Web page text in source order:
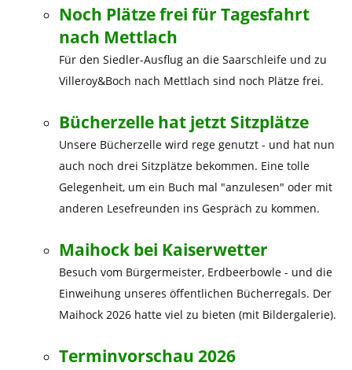
Noch Plätze frei für Tagesfahrt
nach Mettlach
Für den Siedler-Ausflug an die Saarschleife und zu
Villeroy&Boch nach Mettlach sind noch Plätze frei.
Bücherzelle hat jetzt Sitzplätze
Unsere Bücherzelle wird rege genutzt - und hat nun
auch noch drei Sitzplätze bekommen. Eine tolle
Gelegenheit, um ein Buch mal "anzulesen" oder mit
anderen Lesefreunden ins Gespräch zu kommen.
Maihock bei Kaiserwetter
Besuch vom Bürgermeister, Erdbeerbowle - und die
Einweihung unseres öffentlichen Bücherregals. Der
Maihock 2026 hatte viel zu bieten (mit Bildergalerie).
Terminvorschau 2026